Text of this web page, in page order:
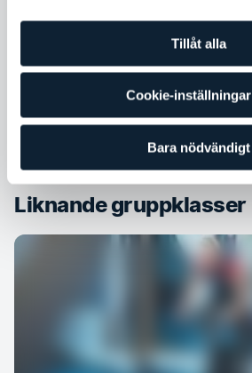
Tillåt alla
Cookie-inställningar
Bara nödvändigt
Shape Up
Liknande gruppklasser